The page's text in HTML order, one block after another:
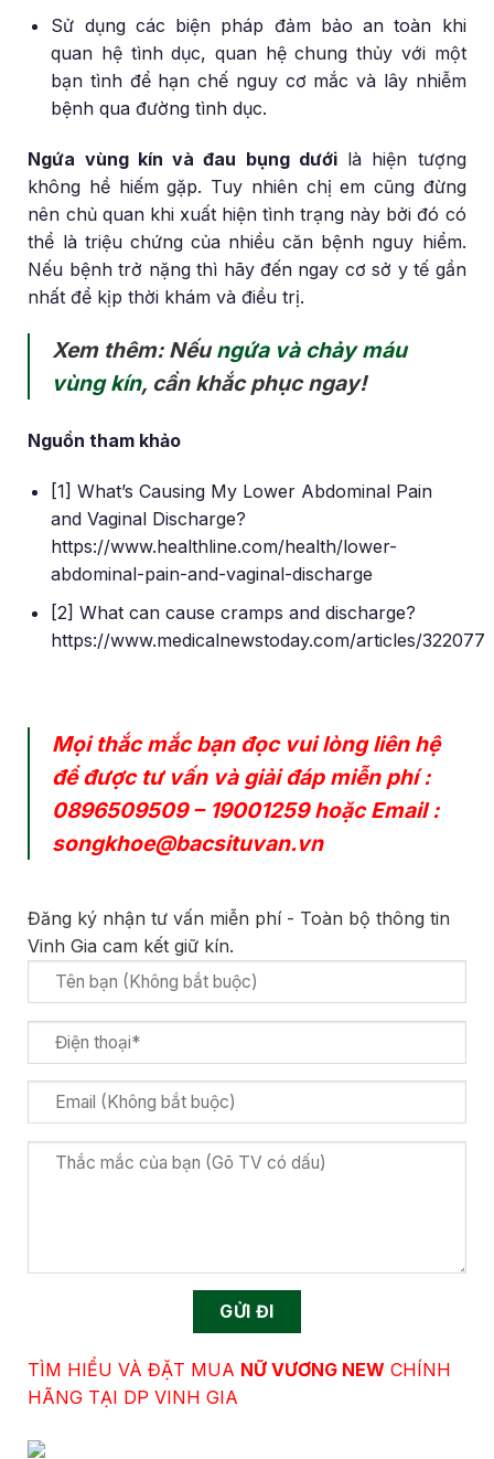
Sử dụng các biện pháp đảm bảo an toàn khi
quan hệ tình dục, quan hệ chung thủy với một
bạn tình để hạn chế nguy cơ mắc và lây nhiễm
bệnh qua đường tình dục.
Ngứa vùng kín và đau bụng dướilà hiện tượng
không hề hiếm gặp. Tuy nhiên chị em cũng đừng
nên chủ quan khi xuất hiện tình trạng này bởi đó có
thể là triệu chứng của nhiều căn bệnh nguy hiểm.
Nếu bệnh trở nặng thì hãy đến ngay cơ sở y tế gần
nhất để kịp thời khám và điều trị.
Xem thêm: Nếungứa và chảy máu
vùng kín, cần khắc phục ngay!
Nguồn tham khảo
[1] What’s Causing My Lower Abdominal Pain
and Vaginal Discharge?
https://www.healthline.com/health/lower-
abdominal-pain-and-vaginal-discharge
[2] What can cause cramps and discharge?
https://www.medicalnewstoday.com/articles/322077
Mọi thắc mắc bạn đọc vui lòng liên hệ
để được tư vấn và giải đáp miễn phí :
0896509509– 19001259hoặc Email :
songkhoe@bacsituvan.vn
Đăng ký nhận tư vấn miễn phí - Toàn bộ thông tin
Vinh Gia cam kết giữ kín.
TÌM HIỂU VÀ ĐẶT MUA NỮ VƯƠNG NEW CHÍNH
HÃNG TẠI DP VINH GIA